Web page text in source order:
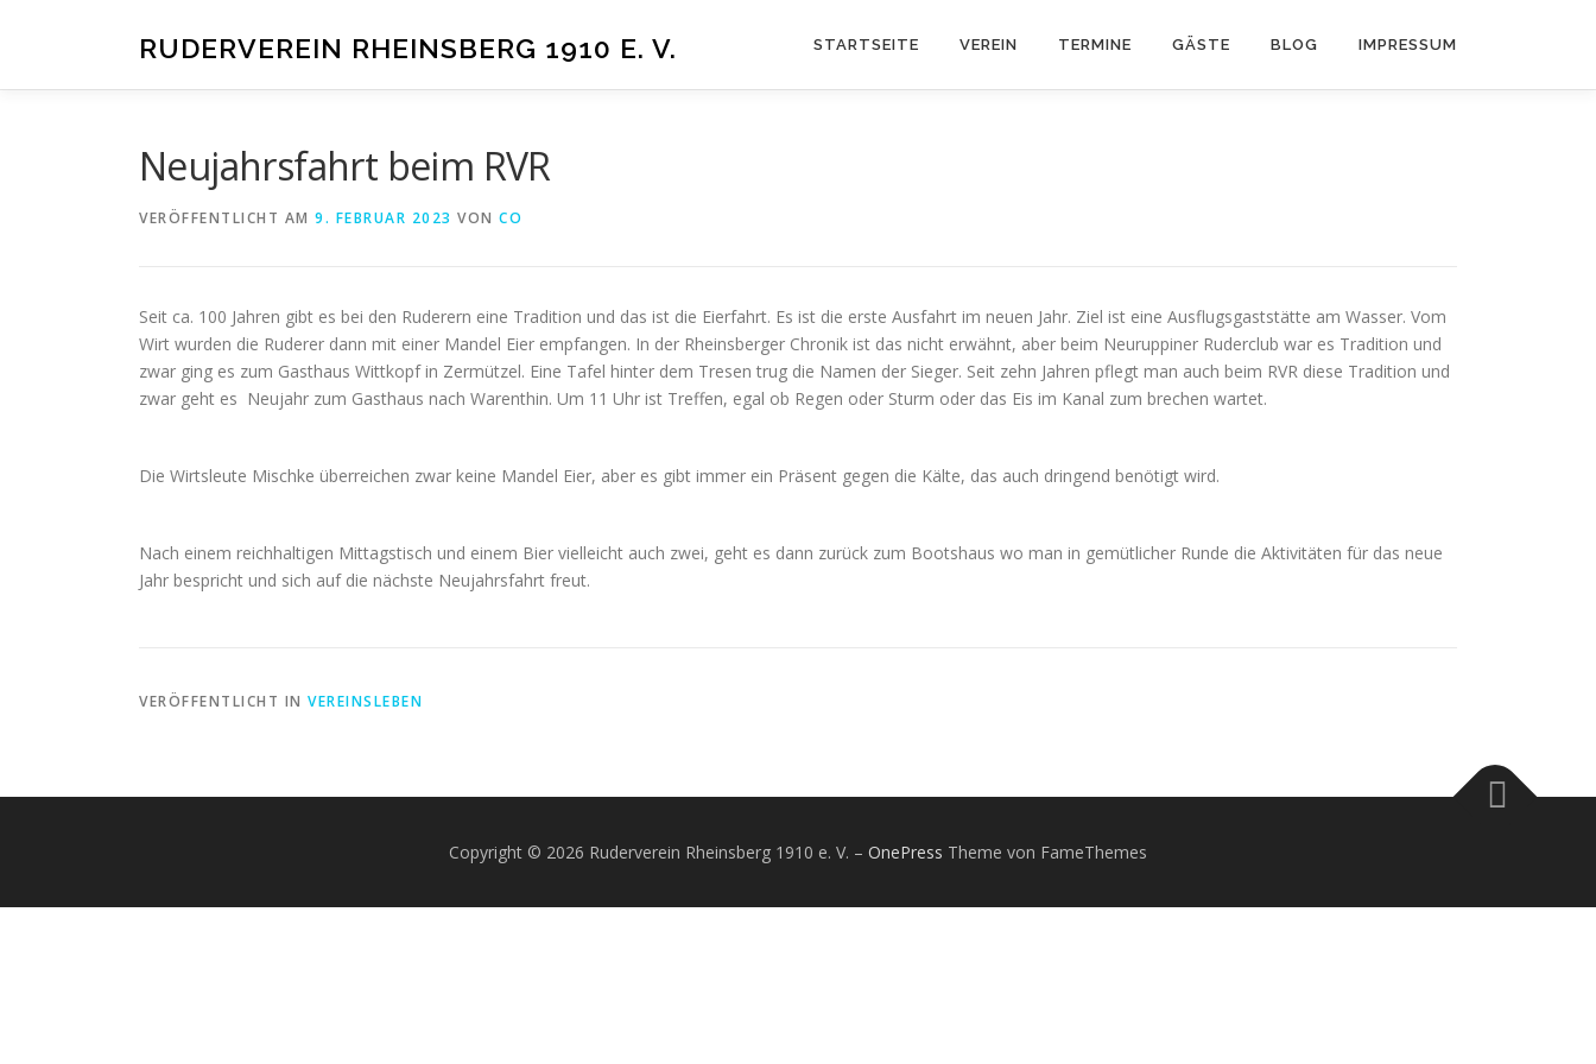
RUDERVEREIN RHEINSBERG 1910 E. V. STARTSEITE VEREIN TERMINE GÄSTE BLOG IMPRESSUM
Neujahrsfahrt beim RVR
VERÖFFENTLICHT AM 9. FEBRUAR 2023 VON CO
Seit ca. 100 Jahren gibt es bei den Ruderern eine Tradition und das ist die Eierfahrt. Es ist die erste Ausfahrt im neuen Jahr. Ziel ist eine Ausflugsgaststätte am Wasser. Vom
Wirt wurden die Ruderer dann mit einer Mandel Eier empfangen. In der Rheinsberger Chronik ist das nicht erwähnt, aber beim Neuruppiner Ruderclub war es Tradition und
zwar ging es zum Gasthaus Wittkopf in Zermützel. Eine Tafel hinter dem Tresen trug die Namen der Sieger. Seit zehn Jahren pflegt man auch beim RVR diese Tradition und
zwar geht es Neujahr zum Gasthaus nach Warenthin. Um 11 Uhr ist Treffen, egal ob Regen oder Sturm oder das Eis im Kanal zum brechen wartet.
Die Wirtsleute Mischke überreichen zwar keine Mandel Eier, aber es gibt immer ein Präsent gegen die Kälte, das auch dringend benötigt wird.
Nach einem reichhaltigen Mittagstisch und einem Bier vielleicht auch zwei, geht es dann zurück zum Bootshaus wo man in gemütlicher Runde die Aktivitäten für das neue
Jahr bespricht und sich auf die nächste Neujahrsfahrt freut.
VERÖFFENTLICHT IN VEREINSLEBEN
Copyright © 2026 Ruderverein Rheinsberg 1910 e. V. – OnePress Theme von FameThemes